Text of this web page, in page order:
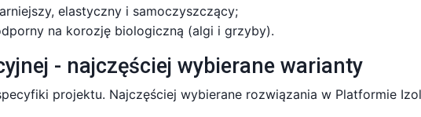
elastyczny i samoczyszczący;
na korozję biologiczną (algi i grzyby).
- najczęściej wybierane warianty
projektu. Najczęściej wybierane rozwiązania w Platformie